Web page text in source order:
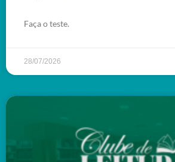
Faça o teste.
28/07/2026